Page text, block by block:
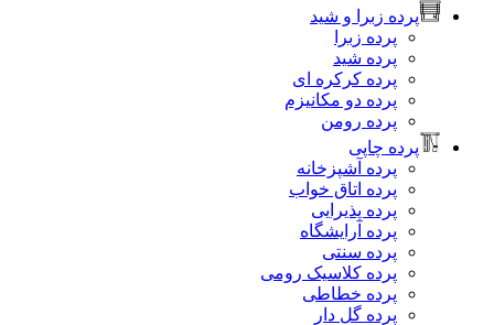
پرده زبرا و شید
پرده زبرا
پرده شید
پرده کرکره ای
پرده دو مکانیزم
پرده رومن
پرده چاپی
پرده آشپزخانه
پرده اتاق خواب
پرده پذیرایی
پرده آرایشگاه
پرده سنتی
پرده کلاسیک رومی
پرده خطاطی
پرده گل دار